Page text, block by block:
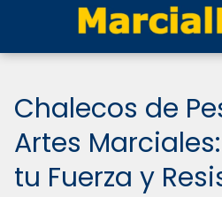
Chalecos de
Artes
tu Fuerza y